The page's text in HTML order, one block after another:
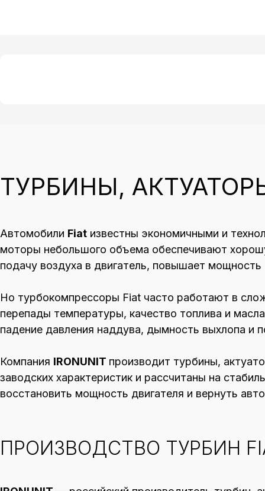
ТУРБИНЫ,
Автомобили Fiat известны экономичными и
моторы небольшого объема обеспечивают
подачу воздуха в двигатель, повышает
Но турбокомпрессоры Fiat часто работают в
перепады температуры, качество топлива и
падение давления наддува, дымность выхлопа и
Компания IRONUNIT производит турбины,
заводских характеристик и рассчитаны на
восстановить мощность двигателя и вернуть
ПРОИЗВОДСТВО ТУРБИН